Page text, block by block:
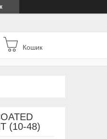
Кошик
(10-48)